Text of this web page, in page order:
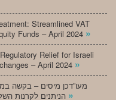
Streamlined VAT
Funds – April 2024 »
Relief for Israeli
– April 2024 »
מעו”דכן מיסים – בקשה
»